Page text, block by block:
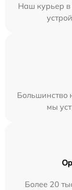
Наш курьер в
Большинство
мы
Более 20